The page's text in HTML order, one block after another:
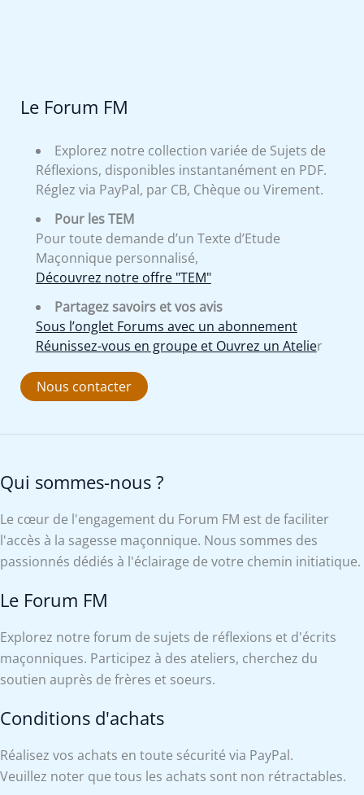
Le Forum FM
Explorez notre collection variée de Sujets de
Réflexions, disponibles instantanément en PDF.
Réglez via PayPal, par CB, Chèque ou Virement.
Pour les TEM
Pour toute demande d’un Texte d’Etude
Maçonnique personnalisé,
Découvrez notre offre "TEM"
Partagez savoirs et vos avis
Sous l’onglet Forums avec un abonnement
Réunissez-vous en groupe et Ouvrez un Atelier
Nous contacter
Qui sommes-nous ?
Le cœur de l'engagement du Forum FM est de faciliter
l'accès à la sagesse maçonnique. Nous sommes des
passionnés dédiés à l'éclairage de votre chemin initiatique.
Le Forum FM
Explorez notre forum de sujets de réflexions et d'écrits
maçonniques. Participez à des ateliers, cherchez du
soutien auprès de frères et soeurs.
Conditions d'achats
Réalisez vos achats en toute sécurité via PayPal.
Veuillez noter que tous les achats sont non rétractables.